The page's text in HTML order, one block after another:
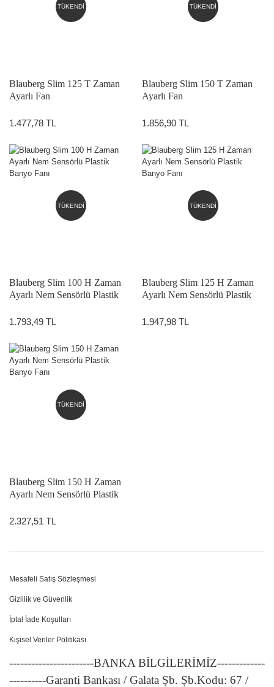
TÜKENDİ
Blauberg Slim 125 T Zaman
Ayarlı Fan
1.477,78 TL
TÜKENDİ
Blauberg Slim 150 T Zaman
Ayarlı Fan
1.856,90 TL
TÜKENDİ
Blauberg Slim 100 H Zaman
Ayarlı Nem Sensörlü Plastik
1.793,49 TL
TÜKENDİ
Blauberg Slim 125 H Zaman
Ayarlı Nem Sensörlü Plastik
1.947,98 TL
TÜKENDİ
Blauberg Slim 150 H Zaman
Ayarlı Nem Sensörlü Plastik
2.327,51 TL
Mesafeli Satış Sözleşmesi
Gizlilik ve Güvenlik
İptal İade Koşulları
Kişisel Veriler Politikası
-----------------------BANKA BİLGİLERİMİZ-------------
----------Garanti Bankası / Galata Şb. Şb.Kodu: 67 /